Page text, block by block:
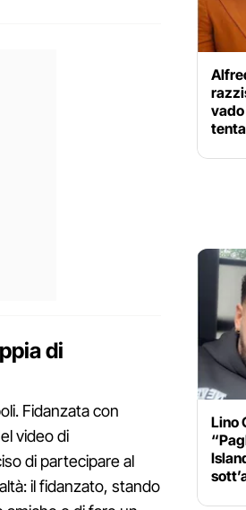
di
Fidanzata con
video di
di partecipare al
il fidanzato, stando
vado
Lino